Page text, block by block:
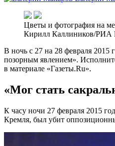
Цветы и фотография на
Кирилл Каллиников/РИА
В ночь с 27 на 28 февраля
позорным явлением».
в материале «Газеты.Ru».
«Мог стать
К часу ночи 27 февраля 2015
Кремля, был убит